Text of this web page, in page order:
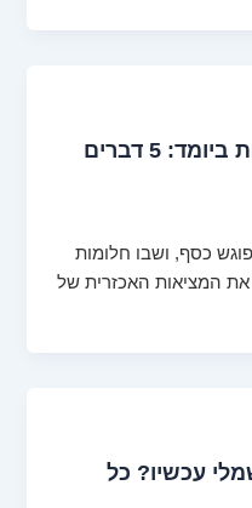
האם כדאי להשקיע במניות ביומד: 5 דברים
כסף, ושבו חלומות
את המציאות האכזרית של
עכשיו? כל